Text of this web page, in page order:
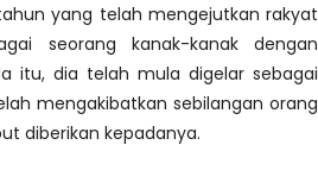
yang telah mengejutkan rakyat
seorang kanak-kanak dengan
itu, dia telah mula digelar sebagai
mengakibatkan sebilangan orang
diberikan kepadanya.